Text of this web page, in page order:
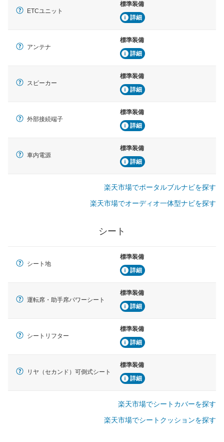
ETCユニット
標準装備
詳細
アンテナ
標準装備
詳細
スピーカー
標準装備
詳細
外部接続端子
標準装備
詳細
車内電源
標準装備
詳細
楽天市場でポータルブルナビを探す
楽天市場でオーディオ一体型ナビを探す
シート
シート地
標準装備
詳細
運転席・助手席パワーシート
標準装備
詳細
シートリフター
標準装備
詳細
リヤ（セカンド）可倒式シート
標準装備
詳細
楽天市場でシートカバーを探す
楽天市場でシートクッションを探す